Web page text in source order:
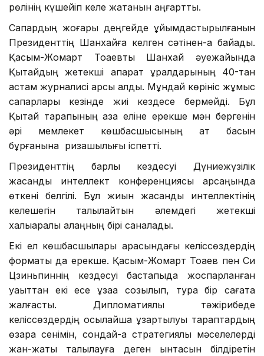
рөлінің күшейіп келе жатқанын аңғартты.
Сапардың жоғары деңгейде ұйымдастырылғанын
Президенттің Шанхайға келген сәтінен-ақ байқадық.
Қасым-Жомарт Тоқаевты Шанхай әуежайында
Қытайдың жетекші ақпарат құралдарының 40-тан
астам журналисі қарсы алды. Мұндай көрініс жұмыс
сапарлары кезінде жиі кездесе бермейді. Бұл
Қытай тарапының қазақ еліне ерекше мән бергенін
әрі мемлекет көшбасшысының ат басын
бұрғанына ризашылығы іспетті.
Президенттің барлық кездесуі Дүниежүзілік
жасанды интеллект конференциясы қарсаңында
өткені белгілі. Бұл жиын жасанды интеллектінің
келешегін талқылайтын әлемдегі жетекші
халықаралық алаңның бірі саналады.
Екі ел көшбасшылары арасындағы келіссөздердің
форматы да ерекше. Қасым-Жомарт Тоқаев пен Си
Цзиньпиннің кездесуі бастапқыда жоспарланған
уақыттан екі есе ұзаққа созылып, тура бір сағатқа
жалғасты. Дипломатиялық тәжірибеде
келіссөздердің осылайша ұзартылуы тараптардың
өзара сенімін, сондай-ақ стратегиялық мәселелерді
жан-жақты талқылауға деген ынтасын білдіретін